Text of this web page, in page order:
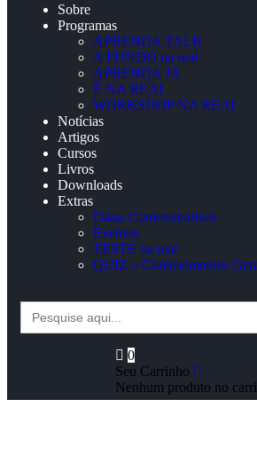
Sobre
Programas
APRENDA TALK
A FUNDO na real
APRENDA JÁ
É NA REAL
WORKSHOP NA REAL
Notícias
Artigos
Cursos
Livros
Downloads
Extras
Datas Comemorativas
Eventos
TESTE na real
QUIZ – Conhecimentos
Search
for:
0
Seu Carrinho
Nenhum produto no